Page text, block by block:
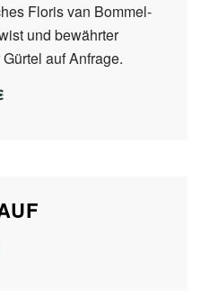
Floris van Bommel-
und bewährter
auf Anfrage.